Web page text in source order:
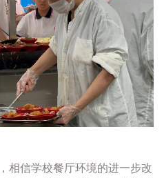
相信学校餐厅环境的进一步改